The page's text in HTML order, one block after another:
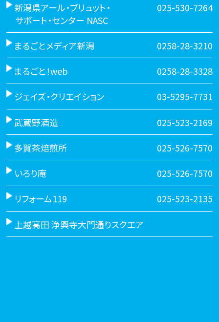
新潟県アール・ブリュット・
サポート・センター NASC
025-530-7264
まるごとメディア新潟 0258-28-3210
まるごと！web 0258-28-3328
ジェイズ・クリエイション 03-5295-7731
武蔵野酒造 025-523-2169
多賀茶焙煎所 025-526-7570
いろり庵 025-526-7570
リフォーム119 025-523-2135
上越高田 浄興寺大門通りスクエア